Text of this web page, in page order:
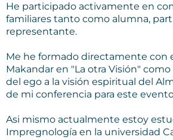
He participado activamente en
familiares tanto como alumna,
representante.
Me he formado directamente con
Makandar en "La otra Visión" como
del ego a la visión espiritual del
de mi conferencia para este
Asi mismo actualmente estoy
Impregnología en la universidad